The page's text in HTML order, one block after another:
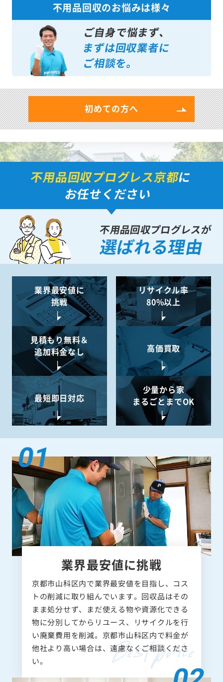
不用品回収のお悩みは様々
ご自身で悩まず、
まずは回収業者に
ご相談を。
初めての方へ
不用品回収プログレス京都に
お任せください
不用品回収プログレスが
選ばれる理由
業界最安値に
挑戦
リサイクル率
80%以上
見積もり無料＆
追加料金なし
高価買取
最短即日対応
少量から家
まるごとまでOK
業界最安値に挑戦
京都市山科区内で業界最安値を目指し、コス
トの削減に取り組んでいます。回収品はその
まま処分せず、まだ使える物や資源化できる
物に分別してからリユース、リサイクルを行
い廃棄費用を削減。京都市山科区内で料金が
他社より高い場合は、遠慮なくご相談くださ
い。